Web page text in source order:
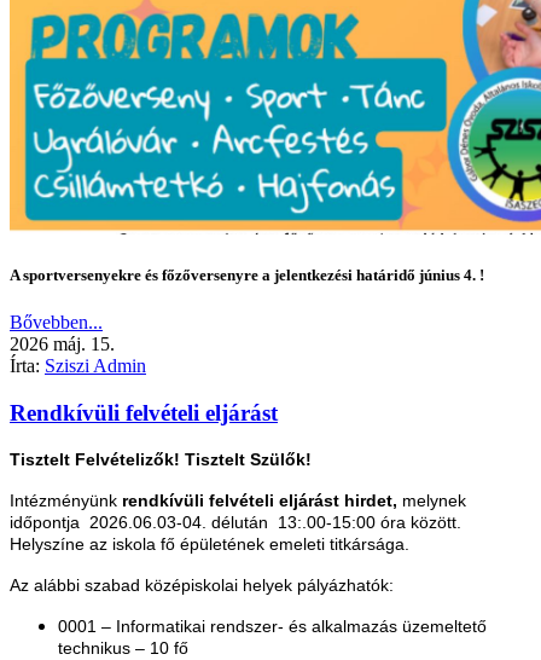
A sportversenyekre és főzőversenyre a jelentkezési határidő június 4. !
Bővebben...
2026 máj. 15.
Írta: Sziszi Admin
Rendkívüli felvételi eljárást
Tisztelt Felvételizők! Tisztelt Szülők!
Intézményünk rendkívüli felvételi eljárást hirdet, melynek
időpontja 2026.06.03-04. délután 13:.00-15:00 óra között.
Helyszíne az iskola fő épületének emeleti titkársága.
Az alábbi szabad középiskolai helyek pályázhatók:
0001 – Informatikai rendszer- és alkalmazás üzemeltető
technikus – 10 fő